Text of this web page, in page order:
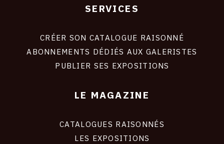
SERVICES
CRÉER SON CATALOGUE RAISONNÉ
ABONNEMENTS DÉDIÉS AUX GALERISTES
PUBLIER SES EXPOSITIONS
LE MAGAZINE
CATALOGUES RAISONNÉS
LES EXPOSITIONS